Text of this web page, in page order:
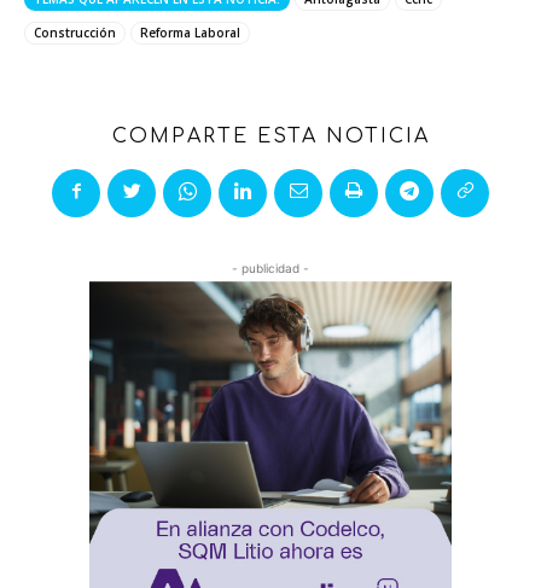
Construcción
Reforma Laboral
COMPARTE ESTA NOTICIA
- publicidad -